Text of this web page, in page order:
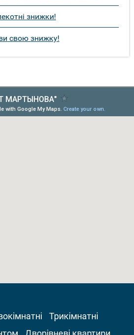
знижки!
свою знижку!
Трикімнатні